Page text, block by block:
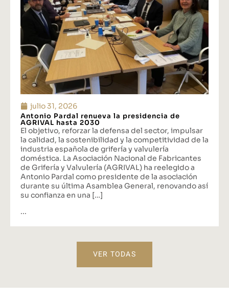
julio 31, 2026
Antonio Pardal renueva la presidencia de
AGRIVAL hasta 2030
El objetivo, reforzar la defensa del sector, impulsar
la calidad, la sostenibilidad y la competitividad de la
industria española de grifería y valvulería
doméstica. La Asociación Nacional de Fabricantes
de Grifería y Valvulería (AGRIVAL) ha reelegido a
Antonio Pardal como presidente de la asociación
durante su última Asamblea General, renovando así
su confianza en una […]
...
VER TODAS